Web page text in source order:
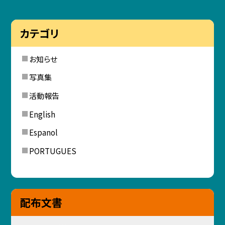
カテゴリ
お知らせ
写真集
活動報告
English
Espanol
PORTUGUES
配布文書